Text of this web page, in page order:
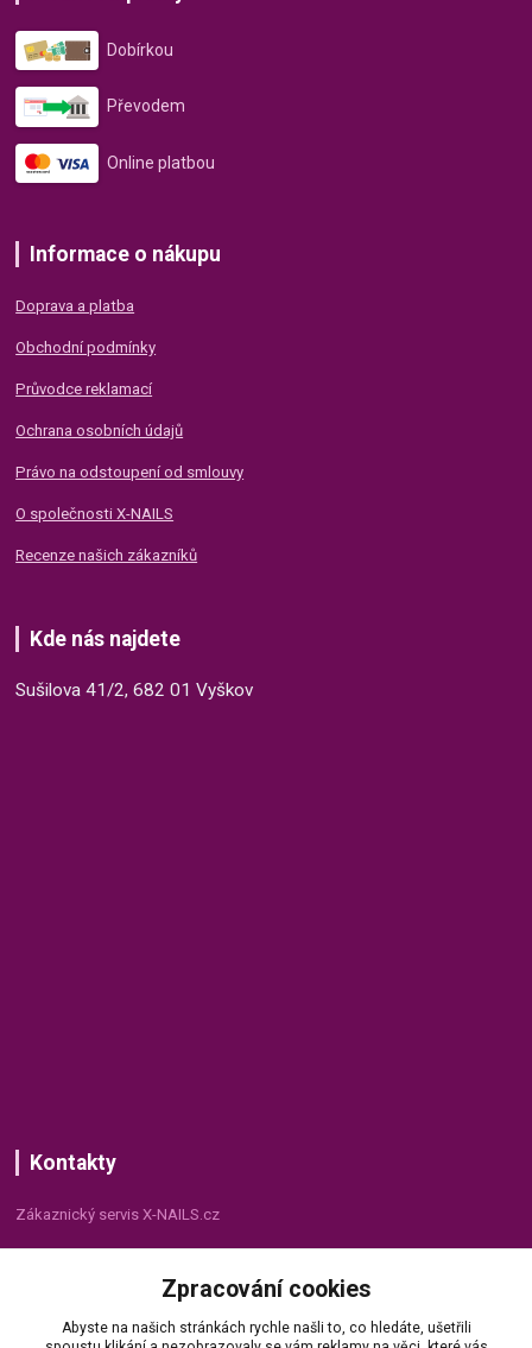
Dobírkou
Převodem
Online platbou
Informace o nákupu
Doprava a platba
Obchodní podmínky
Průvodce reklamací
Ochrana osobních údajů
Právo na odstoupení od smlouvy
O společnosti X-NAILS
Recenze našich zákazníků
Kde nás najdete
Sušilova 41/2, 682 01 Vyškov
Kontakty
Zákaznický servis X-NAILS.cz
+420 735 055 075
(Po - Pá, 8 - 16 hod.)
Zpracování cookies
Abyste na našich stránkách rychle našli to, co hledáte, ušetřili